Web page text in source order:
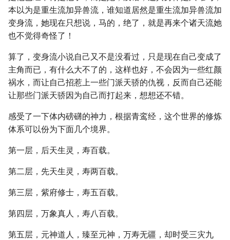
本以为是重生流加异兽流，谁知道居然是重生流加异兽流加
变身流，她现在只想说，马的，绝了，就是再来个诸天流她
也不觉得奇怪了！
算了，变身流小说自己又不是没看过，只是现在自己变成了
主角而已，有什么大不了的，这样也好，不会因为一些红颜
祸水，而让自己招惹上一些门派天骄的仇视，反而自己还能
让那些门派天骄因为自己而打起来，想想还不错。
感受了一下体内磅礴的神力，根据青鸾经，这个世界的修炼
体系可以份为下面几个境界。
第一层，后天生灵，寿百载。
第二层，先天生灵，寿两百载。
第三层，紫府修士，寿五百载。
第四层，万象真人，寿八百载。
第五层，元神道人，臻至元神，万寿无疆，却时受三灾九